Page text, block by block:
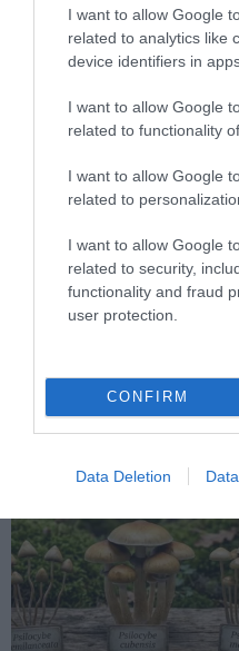
I want to allow Google
related to analytics like
device identifiers in
I want to allow Google
related to functionality
I want to allow Google
related to
I want to allow Google
related to security,
functionality and fraud
user protection.
CONFIRM
Data Deletion
VÉGE LEHET A
TRANSZPLANTÁCIÓS
VÁRÓLISTÁKNAK? A
LEGKEGYETLENEBB